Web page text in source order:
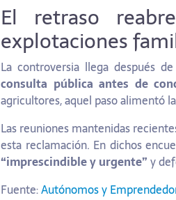
El retraso
explotaciones
La controversia llega después
consulta pública antes de
agricultores, aquel paso alimentó
Las reuniones mantenidas
esta reclamación. En dichos
“imprescindible y urgente”y
Fuente:Autónomos y